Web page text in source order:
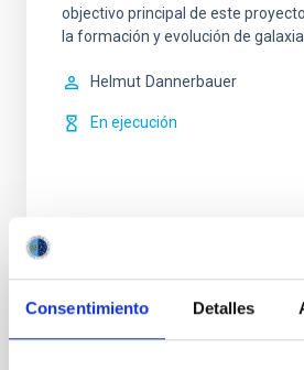
Consentimiento Detalles
objectivo principal de este
la formación y evolución de
Helmut Dannerbauer
En ejecución
CON ÁRBITRO